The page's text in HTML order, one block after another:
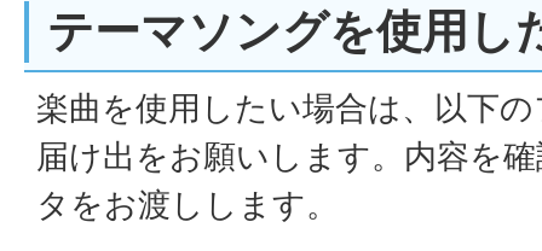
テーマソングを使用し
楽曲を使用したい場合は、以下
届け出をお願いします。内容を
タをお渡しします。